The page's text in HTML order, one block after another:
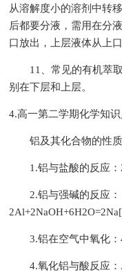
从溶解度小的溶剂中转
后都要分液，需用在分
口放出，上层液体从上口
11、常见的有机萃取
别在下层和上层。
4.高一第二学期化学知
铝及其化合物的性质
1.铝与盐酸的反应：
2.铝与强碱的反应：
3.铝在空气中氧化：
4.氧化铝与酸反应：